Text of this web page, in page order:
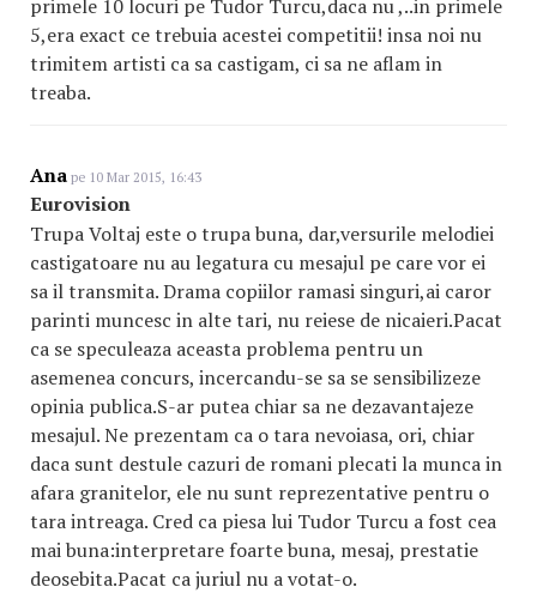
primele 10 locuri pe Tudor Turcu,daca nu ,..in primele
5,era exact ce trebuia acestei competitii! insa noi nu
trimitem artisti ca sa castigam, ci sa ne aflam in
treaba.
Ana pe 10 Mar 2015, 16:43
Eurovision
Trupa Voltaj este o trupa buna, dar,versurile melodiei
castigatoare nu au legatura cu mesajul pe care vor ei
sa il transmita. Drama copiilor ramasi singuri,ai caror
parinti muncesc in alte tari, nu reiese de nicaieri.Pacat
ca se speculeaza aceasta problema pentru un
asemenea concurs, incercandu-se sa se sensibilizeze
opinia publica.S-ar putea chiar sa ne dezavantajeze
mesajul. Ne prezentam ca o tara nevoiasa, ori, chiar
daca sunt destule cazuri de romani plecati la munca in
afara granitelor, ele nu sunt reprezentative pentru o
tara intreaga. Cred ca piesa lui Tudor Turcu a fost cea
mai buna:interpretare foarte buna, mesaj, prestatie
deosebita.Pacat ca juriul nu a votat-o.